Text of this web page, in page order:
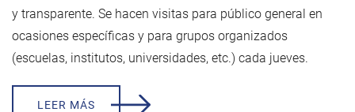
y transparente. Se hacen visitas para público general en
ocasiones específicas y para grupos organizados
(escuelas, institutos, universidades, etc.) cada jueves.
LEER MÁS